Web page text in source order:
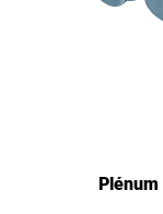
Plénum